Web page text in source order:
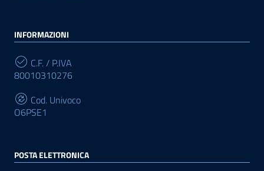
INFORMAZIONI
C.F. / P.IVA
80010310276
Cod. Univoco
O6PSE1
POSTA ELETTRONICA